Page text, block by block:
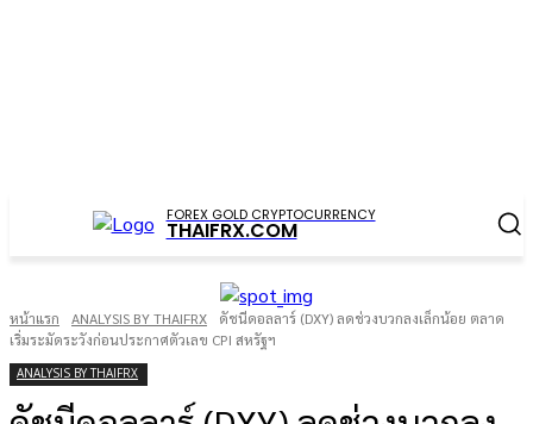
FOREX GOLD CRYPTOCURRENCY
THAIFRX.COM
หน้าแรก ANALYSIS BY THAIFRX
ดัชนีดอลลาร์ (DXY) ลดช่วงบวกลงเล็กน้อย ตลาด
เริ่มระมัดระวังก่อนประกาศตัวเลข CPI สหรัฐฯ
ANALYSIS BY THAIFRX